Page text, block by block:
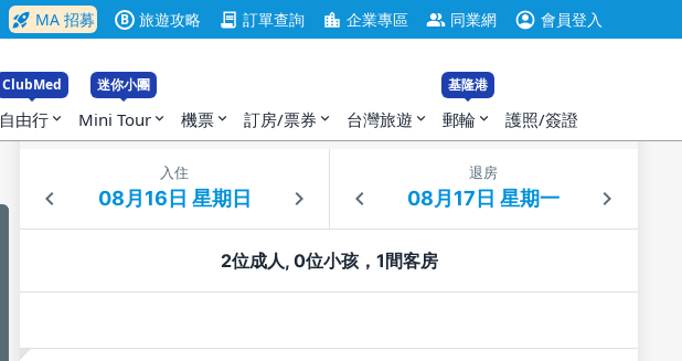
rocket_launch MA 招募 B 旅遊攻略 contract 訂單查詢 location_city 企業專區 group 同業網 account_circle 會員登入
ClubMed
自由行 expand_more
迷你小團
Mini Tour expand_more 機票 expand_more 訂房/票券 expand_more 台灣旅遊 expand_more
基隆港
郵輪 expand_more 護照/簽證
入住 退房
2位成人, 0位小孩，1間客房